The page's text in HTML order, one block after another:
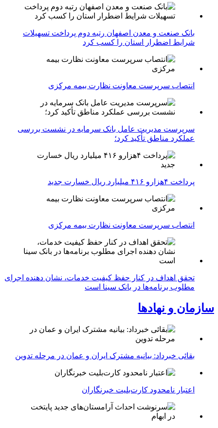
بانک صنعت و معدن اصفهان رتبه دوم پرداخت تسهیلات
شرایط اضطرار استان را کسب کرد
انتصاب سرپرست معاونت نظارت بیمه مرکزی
سرپرست مدیریت عامل بانک سرمایه در نشست بررسی
عملکرد مناطق تأکید کرد؛
پرداخت ۴هزارو ۴۱۶ میلیارد ریال خسارت جدید
انتصاب سرپرست معاونت نظارت بیمه مرکزی
تحقق اهداف در کنار حفظ کیفیت خدمات، نشان دهنده اجرای
مطلوب برنامه‌ها در بانک سینا است
سازمان و نهادها
بقائی خبرداد: بیانیه مشترک ایران و عمان در مرحله تدوین
اعتبار نامحدود کارت‌بلیت خبرنگاران